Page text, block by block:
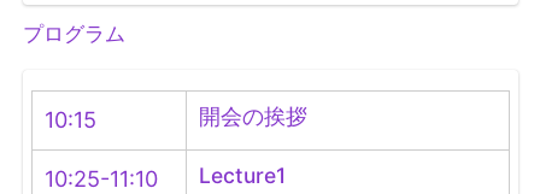
プログラム
10:15 開会の挨拶
10:25-11:10 Lecture1